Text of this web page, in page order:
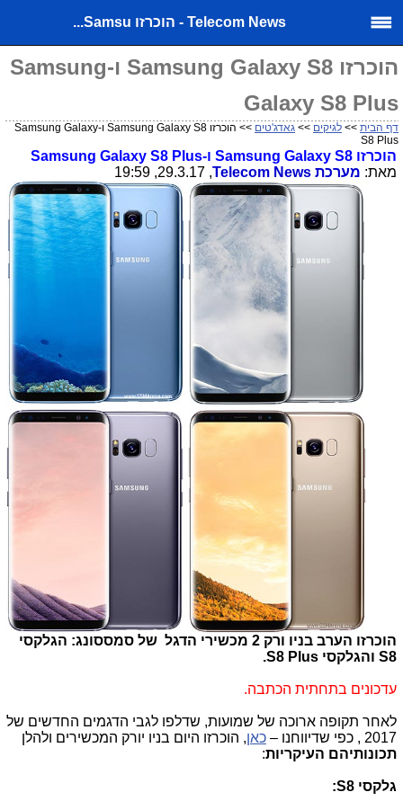
Telecom News - הוכרזו Samsu...
הוכרזו Samsung Galaxy S8 ו-Samsung
Galaxy S8 Plus
דף הבית >> לגיקים >> גאדג'טים
>> הוכרזו Samsung Galaxy S8 ו-Samsung Galaxy
S8 Plus
הוכרזו Samsung Galaxy S8 ו-Plus
Samsung Galaxy S8
מאת: מערכת Telecom News
, 29.3.17, 19:59
הוכרזו הערב בניו ורק 2 מכשירי הדגל של סמססונג: הגלקסי
S8 והגלקסי S8 Plus.
עדכונים בתחתית הכתבה.
לאחר תקופה ארוכה של שמועות, שדלפו לגבי הדגמים החדשים של
2017 , כפי שדיווחנו –
כאן, הוכרזו היום בניו יורק המכשירים ולהלן
תכונותיהם העיקריות:
גלקסי S8: